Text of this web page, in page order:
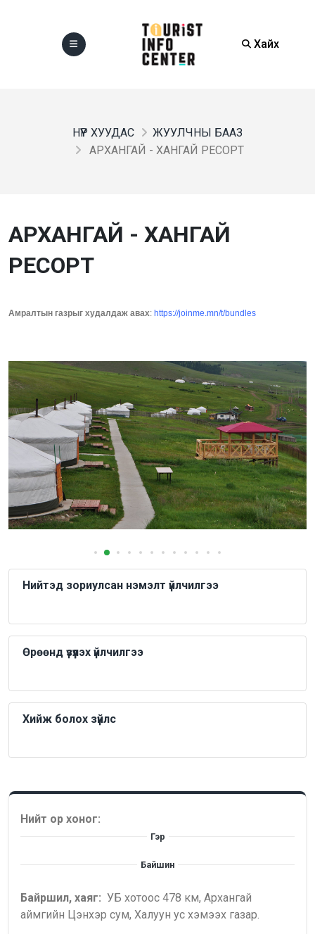
Хайх
НҮҮР ХУУДАС
ЖУУЛЧНЫ БААЗ
АРХАНГАЙ - ХАНГАЙ РЕСОРТ
АРХАНГАЙ - ХАНГАЙ
РЕСОРТ
Амралтын газрыг худалдаж авах: https://joinme.mn/t/bundles
Нийтэд зориулсан нэмэлт үйлчилгээ
Өрөөнд үзүүлэх үйлчилгээ
Хийж болох зүйлс
Нийт ор хоног:
Гэр
Байшин
Байршил, хаяг: УБ хотоос 478 км, Архангай
аймгийн Цэнхэр сум, Халуун ус хэмээх газар.